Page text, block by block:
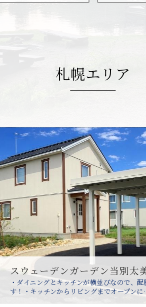
札幌エリア
・ダイニングとキッチンが横並びなので、
す！・キッチンからリビングまでオープン